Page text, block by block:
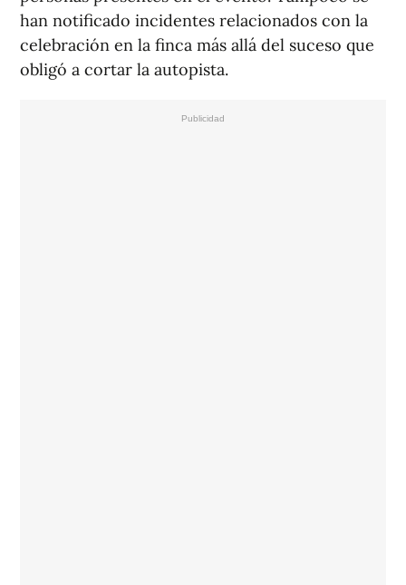
han notificado incidentes relacionados con la
celebración en la finca más allá del suceso que
obligó a cortar la autopista.